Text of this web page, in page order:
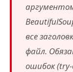
все
файл.
ошибок (try-